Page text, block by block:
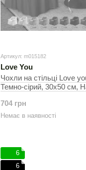
Артикул: m015182
Love You
Чохли на стільці Love
Темно-сірий, 30х50 см,
704 грн
Немає в наявності
6
6